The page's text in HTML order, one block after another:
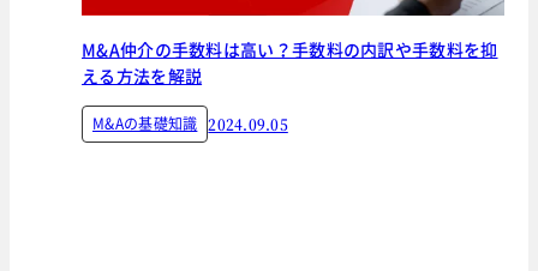
M&A仲介の手数料は高い？手数料の内訳や手数料を抑
える方法を解説
M&Aの基礎知識 2024.09.05